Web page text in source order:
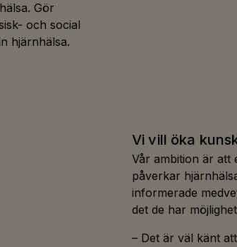
Gör
och social
hjärnhälsa.
Vi vill öka
Vår ambition är att
påverkar
informerade
det de har
– Det är väl känt